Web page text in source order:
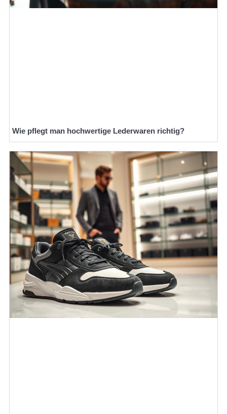
Wie pflegt man hochwertige Lederwaren richtig?